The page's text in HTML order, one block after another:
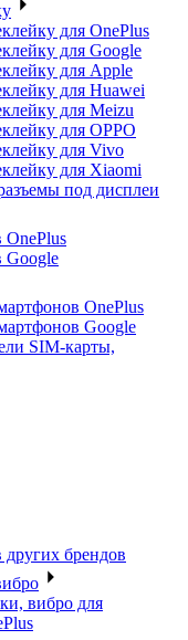
для OnePlus
для Google
для Apple
для Huawei
для Meizu
для OPPO
для Vivo
для Xiaomi
под дисплеи
OnePlus
Google
OnePlus
Google
SIM-карты,
брендов
вибро для